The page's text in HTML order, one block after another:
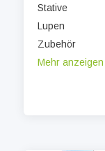
Stative
Lupen
Zubehör
Mehr anzeigen